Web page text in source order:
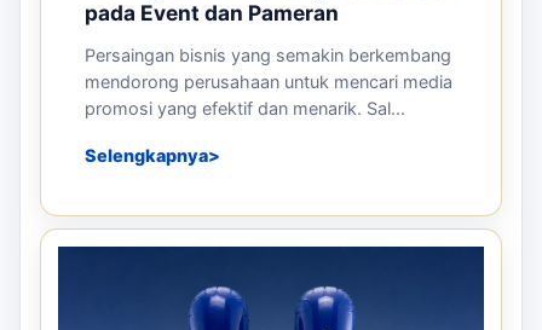
pada Event dan Pameran
Persaingan bisnis yang semakin berkembang
mendorong perusahaan untuk mencari media
promosi yang efektif dan menarik. Sal...
Selengkapnya